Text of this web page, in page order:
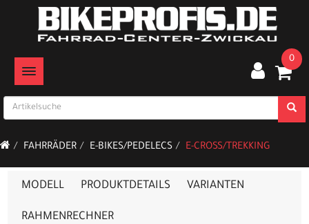
TOGGLE NAVIGATION
0
FAHRRÄDER E-BIKES/PEDELECS E-CROSS/TREKKING
MODELL PRODUKTDETAILS VARIANTEN
RAHMENRECHNER